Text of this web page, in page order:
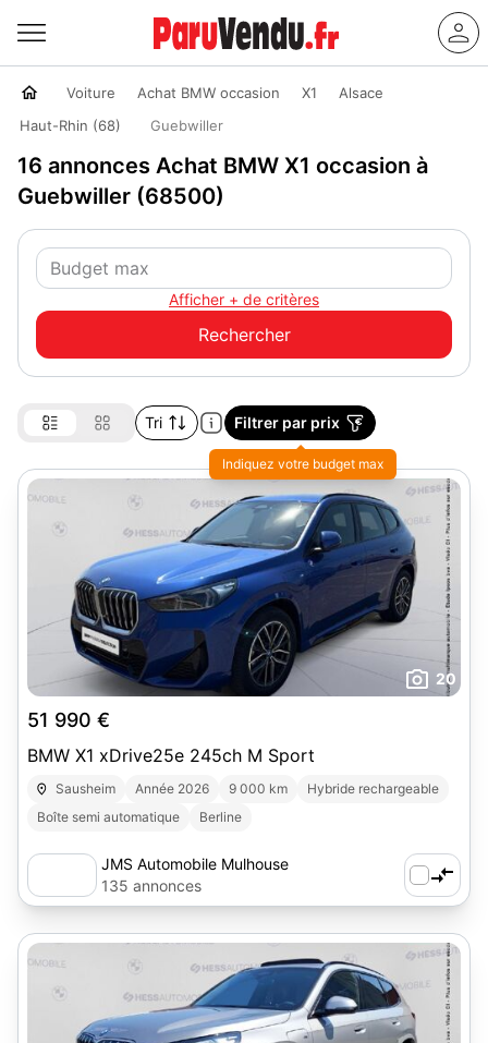
Voiture Achat BMW occasion X1
Alsace
Haut-Rhin (68)
Guebwiller
16 annonces Achat BMW X1 occasion à
Guebwiller (68500)
Afficher + de critères
Tri Filtrer par prix
Indiquez votre budget max
20
51 990 €
BMW X1 xDrive25e 245ch M Sport
Sausheim Année 2026 9 000 km
Hybride rechargeable
Boîte semi automatique
Berline
JMS Automobile Mulhouse
135 annonces